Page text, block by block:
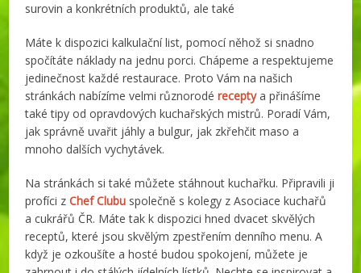
surovin a konkrétních produktů, ale také
Máte k dispozici kalkulační list, pomocí něhož si snadno
spočítáte náklady na jednu porci. Chápeme a respektujeme
jedinečnost každé restaurace. Proto Vám na našich
stránkách nabízíme velmi různorodéreceptya přinášíme
také tipy od opravdových kuchařských mistrů. Poradí Vám,
jak správně uvařit jáhly a bulgur, jak zkřehčit maso a
mnoho dalších vychytávek.
Na stránkách si také můžete stáhnout kuchařku. Připravili ji
profíci zChef Clubu společně s kolegy z Asociace kuchařů
a cukrářů ČR. Máte tak k dispozici hned dvacet skvělých
receptů, které jsou skvělým zpestřením denního menu. A
když je ozkoušíte a hosté budou spokojení, můžete je